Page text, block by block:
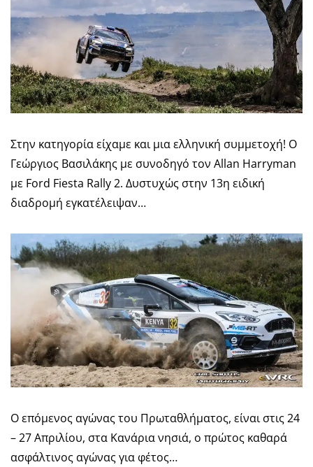
Στην κατηγορία είχαμε και μια ελληνική συμμετοχή! Ο
Γεώργιος Βασιλάκης με συνοδηγό τον Allan Harryman
με Ford Fiesta Rally 2. Δυστυχώς στην 13η ειδική
διαδρομή εγκατέλειψαν…
O επόμενος αγώνας του Πρωταθλήματος, είναι στις 24
– 27 Απριλίου, στα Κανάρια νησιά, ο πρώτος καθαρά
ασφάλτινος αγώνας για φέτος…